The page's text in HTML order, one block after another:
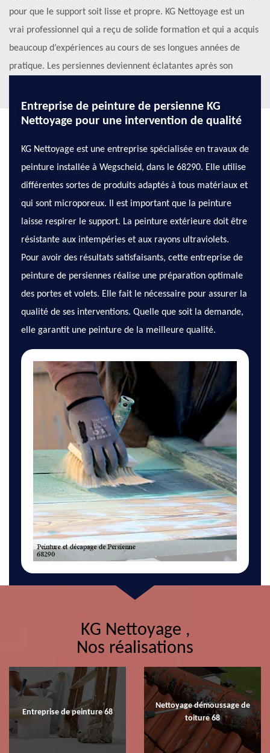
pour que le support soit lisse et propre. KG Nettoyage est un
vrai professionnel qui a reçu de solide formation et qui a acquis
beaucoup d’expériences au cours de ses longues années de
pratique. Les persiennes deviennent éclatantes après son
Entreprise de peinture de persienne KG
Nettoyage pour une intervention de qualité
KG Nettoyage est une entreprise spécialisée en travaux de
peinture installée à Wegscheid, dans le 68290. Elle utilise
différentes sortes de produits adaptés à tous matériaux et
qui sont microporeux. Il est important que la peinture
laisse respirer le support. La peinture extérieure doit être
résistante aux intempéries et aux rayons ultraviolets.
Pour avoir des résultats satisfaisants, cette entreprise de
peinture de persiennes réalise une préparation optimale
des portes et volets. Elle fait le nécessaire pour assurer la
qualité de ses interventions. Quelle que soit la demande,
elle garantit une peinture de la meilleure qualité.
KG Nettoyage ,
Nos réalisations
Entreprise de peinture 68
Nettoyage démoussage de
toiture 68